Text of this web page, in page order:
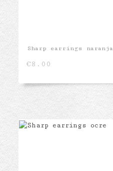
Sharp earrings naranja
€8.00